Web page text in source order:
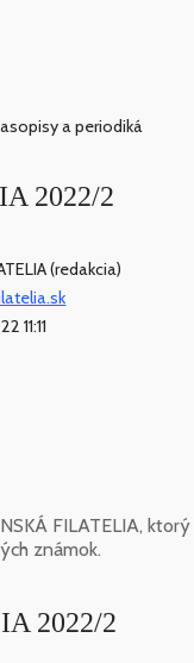
a periodiká
2022/2
(redakcia)
11:11
FILATELIA,
známok.
2022/2